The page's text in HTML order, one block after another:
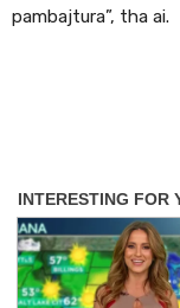
pambajtura”, tha ai.